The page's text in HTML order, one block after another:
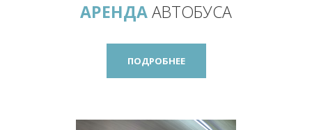
АРЕНДААВТОБУСА
ПОДРОБНЕЕ